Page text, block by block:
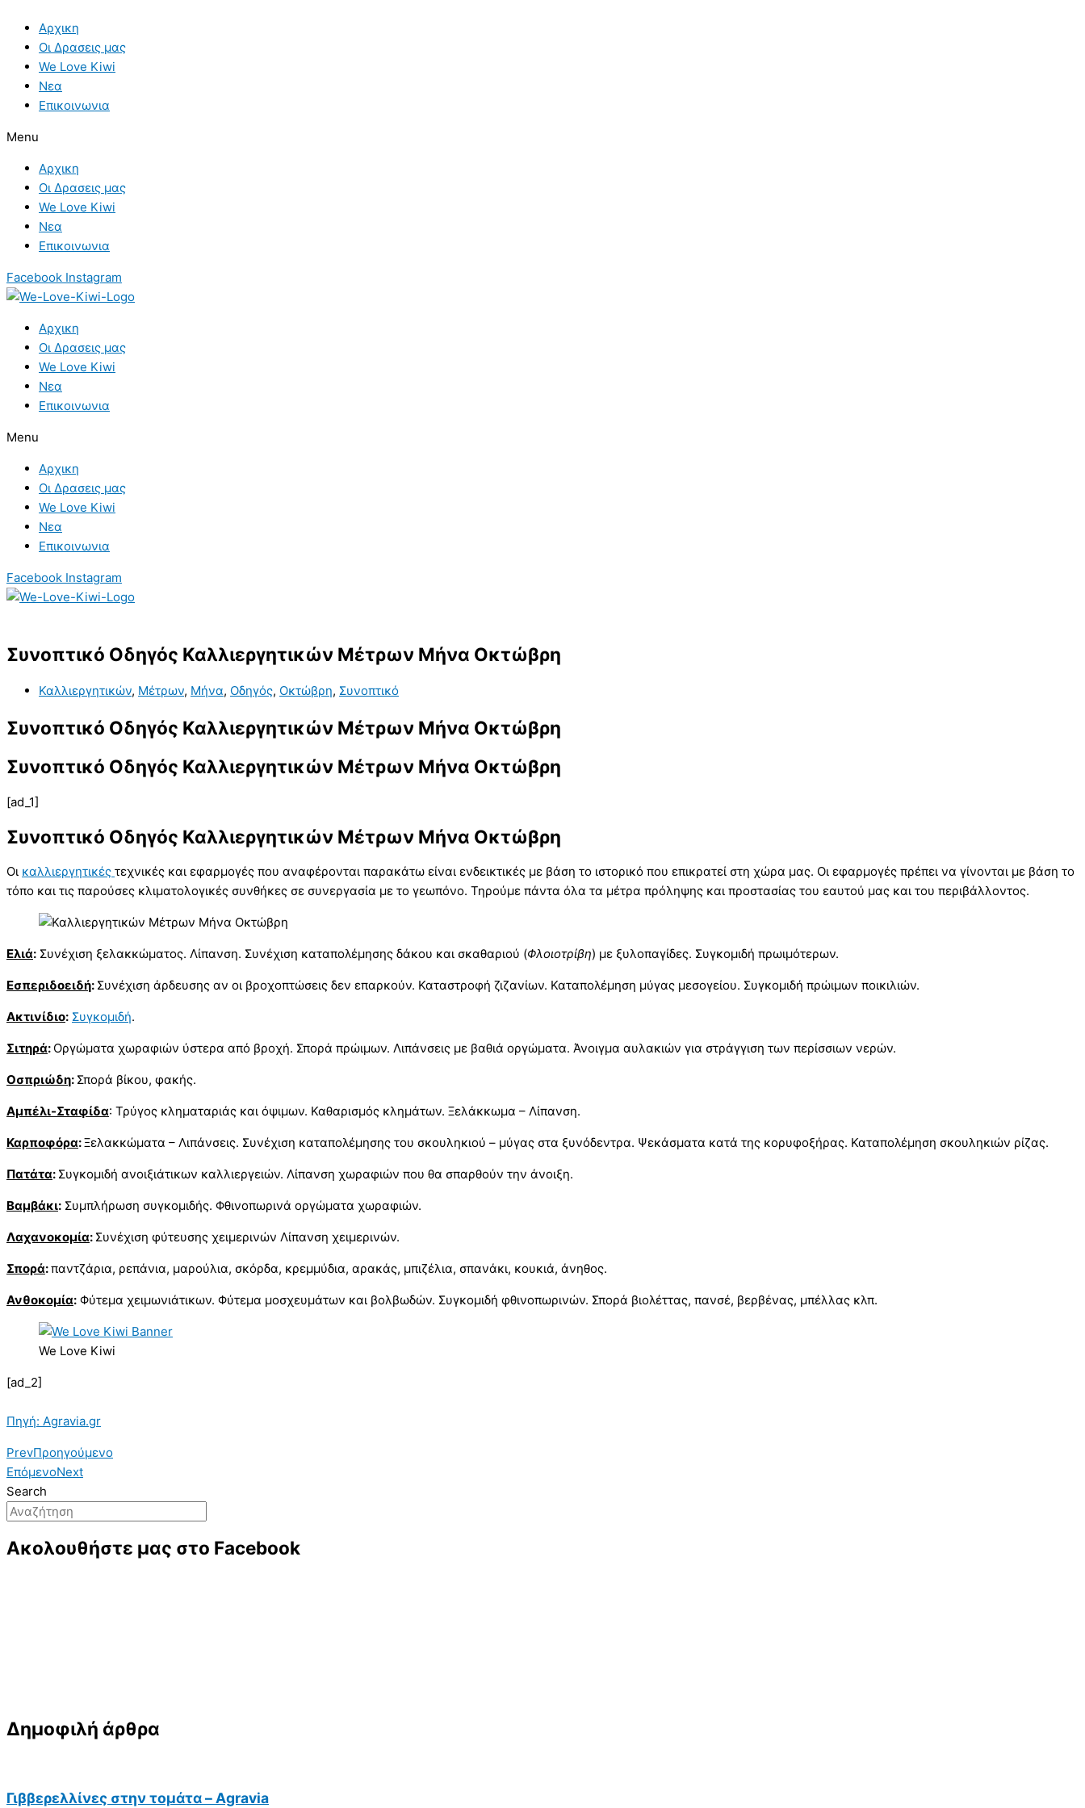
content
Αρχικη
Οι Δρασεις μας
We Love Kiwi
Νεα
Επικοινωνια
Menu
Αρχικη
Οι Δρασεις μας
We Love Kiwi
Νεα
Επικοινωνια
Facebook Instagram
Αρχικη
Οι Δρασεις μας
We Love Kiwi
Νεα
Επικοινωνια
Menu
Αρχικη
Οι Δρασεις μας
We Love Kiwi
Νεα
Επικοινωνια
Facebook Instagram
Συνοπτικό Οδηγός Καλλιεργητικών Μέτρων Μήνα Οκτώβρη
Καλλιεργητικών, Μέτρων, Μήνα, Οδηγός, Οκτώβρη, Συνοπτικό
Συνοπτικό Οδηγός Καλλιεργητικών Μέτρων Μήνα Οκτώβρη
Συνοπτικό Οδηγός Καλλιεργητικών Μέτρων Μήνα Οκτώβρη
[ad_1]
Συνοπτικό Οδηγός Καλλιεργητικών Μέτρων Μήνα Οκτώβρη
Οι καλλιεργητικές τεχνικές και εφαρμογές που αναφέρονται παρακάτω είναι ενδεικτικές με βάση το ιστορικό που επικρατεί στη χώρα μας. Οι εφαρμογές πρέπει να γίνονται με βάση το
τόπο και τις παρούσες κλιματολογικές συνθήκες σε συνεργασία με το γεωπόνο. Τηρούμε πάντα όλα τα μέτρα πρόληψης και προστασίας του εαυτού μας και του περιβάλλοντος.
Ελιά: Συνέχιση ξελακκώματος. Λίπανση. Συνέχιση καταπολέμησης δάκου και σκαθαριού (Φλοιοτρίβη) με ξυλοπαγίδες. Συγκομιδή πρωιμότερων.
Εσπεριδοειδή: Συνέχιση άρδευσης αν οι βροχοπτώσεις δεν επαρκούν. Καταστροφή ζιζανίων. Καταπολέμηση μύγας μεσογείου. Συγκομιδή πρώιμων ποικιλιών.
Ακτινίδιο: Συγκομιδή.
Σιτηρά: Οργώματα χωραφιών ύστερα από βροχή. Σπορά πρώιμων. Λιπάνσεις με βαθιά οργώματα. Άνοιγμα αυλακιών για στράγγιση των περίσσιων νερών.
Οσπριώδη: Σπορά βίκου, φακής.
Αμπέλι-Σταφίδα: Τρύγος κληματαριάς και όψιμων. Καθαρισμός κλημάτων. Ξελάκκωμα – Λίπανση.
Καρποφόρα:Ξελακκώματα – Λιπάνσεις. Συνέχιση καταπολέμησης του σκουληκιού – μύγας στα ξυνόδεντρα. Ψεκάσματα κατά της κορυφοξήρας. Καταπολέμηση σκουληκιών ρίζας.
Πατάτα: Συγκομιδή ανοιξιάτικων καλλιεργειών. Λίπανση χωραφιών που θα σπαρθούν την άνοιξη.
Βαμβάκι: Συμπλήρωση συγκομιδής. Φθινοπωρινά οργώματα χωραφιών.
Λαχανοκομία: Συνέχιση φύτευσης χειμερινών Λίπανση χειμερινών.
Σπορά:παντζάρια, ρεπάνια, μαρούλια, σκόρδα, κρεμμύδια, αρακάς, μπιζέλια, σπανάκι, κουκιά, άνηθος.
Ανθοκομία: Φύτεμα χειμωνιάτικων. Φύτεμα μοσχευμάτων και βολβωδών. Συγκομιδή φθινοπωρινών. Σπορά βιολέττας, πανσέ, βερβένας, μπέλλας κλπ.
We Love Kiwi
[ad_2]
Πηγή: Agravia.gr
PrevΠροηγούμενο
ΕπόμενοNext
Search
Ακολουθήστε μας στο Facebook
Δημοφιλή άρθρα
Γιββερελλίνες στην τομάτα – Agravia